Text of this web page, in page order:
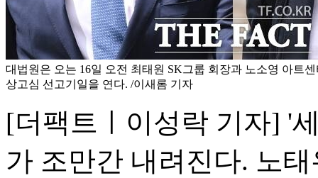
대법원은 오는 16일 오전 최태원 SK그룹 회장과 노소영 아트
상고심 선고기일을 연다. /이새롬 기자
[더팩트ㅣ이성락 기자] '
가 조만간 내려진다. 노